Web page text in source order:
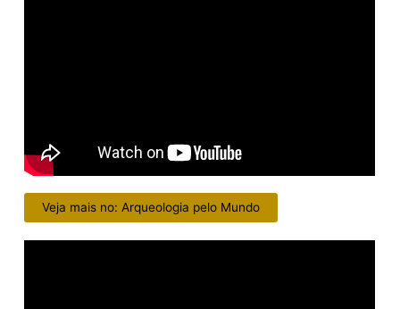
Veja mais no: Arqueologia pelo Mundo